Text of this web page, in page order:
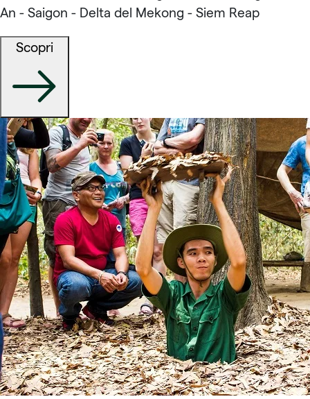
An - Saigon - Delta del Mekong - Siem Reap
Scopri